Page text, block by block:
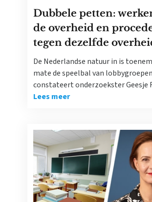
Dubbele petten:
de overheid en
tegen dezelfde
De Nederlandse natuur in is
mate de speelbal van
constateert onderzoekster Geesje
Lees meer